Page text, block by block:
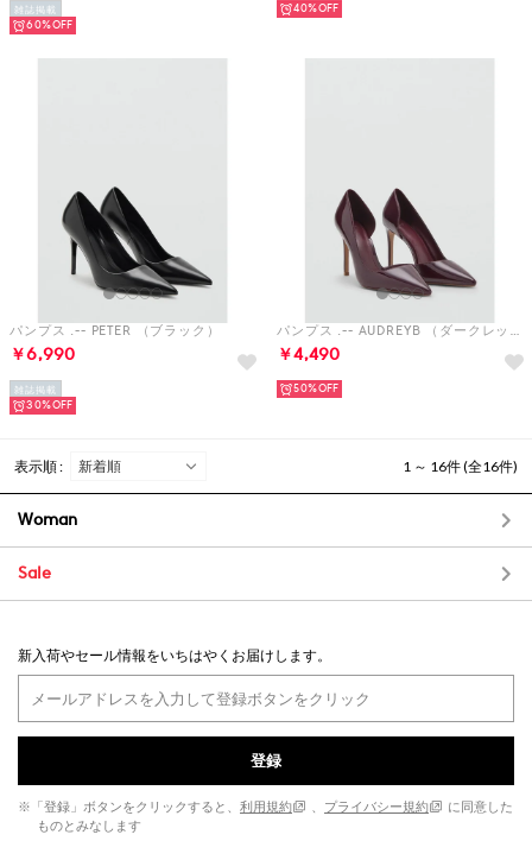
雑誌掲載
60%
40%
パンプス .-- PETER （ブラック）
￥6,990
雑誌掲載
30%
パンプス .-- AUDREYB （ダークレッド）
￥4,490
50%
表示順 : 1 ～ 16件 (全16件)
Woman
Sale
新入荷やセール情報をいちはやくお届けします。
登録
※「登録」ボタンをクリックすると、 利用規約 、 プライバシー規約
に同意した
ものとみなします